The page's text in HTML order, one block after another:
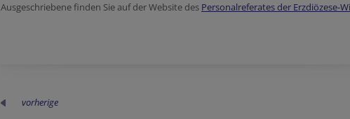
Ausgeschriebene finden Sie auf der Website des Personalreferates der Erzdiözese-
vorherige